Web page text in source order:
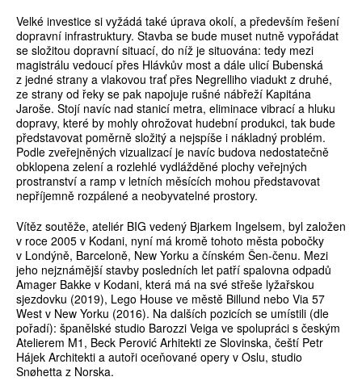
Velké investice si vyžádá také úprava okolí, a především řešení
dopravní infrastruktury. Stavba se bude muset nutně vypořádat
se složitou dopravní situací, do níž je situována: tedy mezi
magistrálu vedoucí přes Hlávkův most a dále ulicí Bubenská
z jedné strany a vlakovou trať přes Negrelliho viadukt z druhé,
ze strany od řeky se pak napojuje rušné nábřeží Kapitána
Jaroše. Stojí navíc nad stanicí metra, eliminace vibrací a hluku
dopravy, které by mohly ohrožovat hudební produkci, tak bude
představovat poměrně složitý a nejspíše i nákladný problém.
Podle zveřejněných vizualizací je navíc budova nedostatečně
obklopena zelení a rozlehlé vydlážděné plochy veřejných
prostranství a ramp v letních měsících mohou představovat
nepříjemně rozpálené a neobyvatelné prostory.
Vítěz soutěže, ateliér BIG vedený Bjarkem Ingelsem, byl založen
v roce 2005 v Kodani, nyní má kromě tohoto města pobočky
v Londýně, Barceloně, New Yorku a čínském Šen-čenu. Mezi
jeho nejznámější stavby posledních let patří spalovna odpadů
Amager Bakke v Kodani, která má na své střeše lyžařskou
sjezdovku (2019), Lego House ve městě Billund nebo Via 57
West v New Yorku (2016). Na dalších pozicích se umístili (dle
pořadí): španělské studio Barozzi Veiga ve spolupráci s českým
Atelierem M1, Beck Perović Arhitekti ze Slovinska, čeští Petr
Hájek Architekti a autoři oceňované opery v Oslu, studio
Snøhetta z Norska.